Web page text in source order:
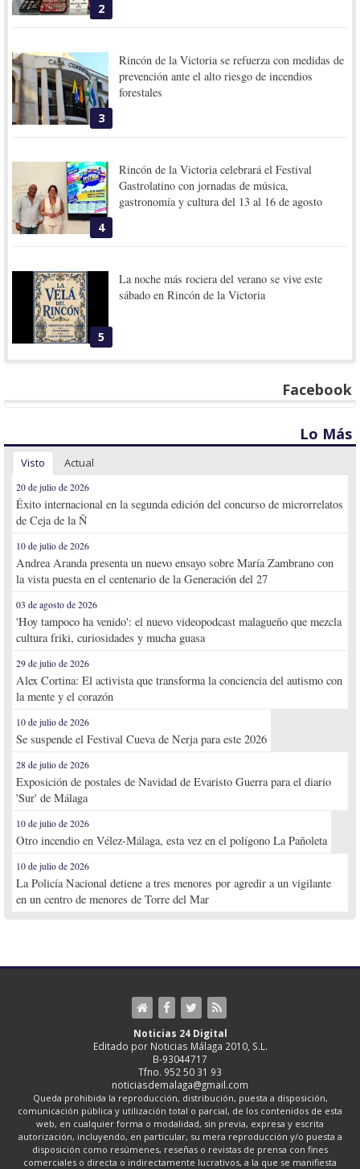
2
3
Rincón de la Victoria se refuerza con medidas de
prevención ante el alto riesgo de incendios
forestales
4
Rincón de la Victoria celebrará el Festival
Gastrolatino con jornadas de música,
gastronomía y cultura del 13 al 16 de agosto
5
La noche más rociera del verano se vive este
sábado en Rincón de la Victoria
Facebook
Lo Más
Visto Actual
20 de julio de 2026
Éxito internacional en la segunda edición del concurso de microrrelatos
de Ceja de la Ñ
10 de julio de 2026
Andrea Aranda presenta un nuevo ensayo sobre María Zambrano con
la vista puesta en el centenario de la Generación del 27
03 de agosto de 2026
'Hoy tampoco ha venido': el nuevo videopodcast malagueño que mezcla
cultura friki, curiosidades y mucha guasa
29 de julio de 2026
Alex Cortina: El activista que transforma la conciencia del autismo con
la mente y el corazón
10 de julio de 2026
Se suspende el Festival Cueva de Nerja para este 2026
28 de julio de 2026
Exposición de postales de Navidad de Evaristo Guerra para el diario
'Sur' de Málaga
10 de julio de 2026
Otro incendio en Vélez-Málaga, esta vez en el polígono La Pañoleta
10 de julio de 2026
La Policía Nacional detiene a tres menores por agredir a un vigilante
en un centro de menores de Torre del Mar
Noticias 24 Digital
Editado por Noticias Málaga 2010, S.L.
B-93044717
Tfno. 952 50 31 93
noticiasdemalaga@gmail.com
Queda prohibida la reproducción, distribución, puesta a disposición,
comunicación pública y utilización total o parcial, de los contenidos de esta
web, en cualquier forma o modalidad, sin previa, expresa y escrita
autorización, incluyendo, en particular, su mera reproducción y/o puesta a
disposición como resúmenes, reseñas o revistas de prensa con fines
comerciales o directa o indirectamente lucrativos, a la que se manifiesta